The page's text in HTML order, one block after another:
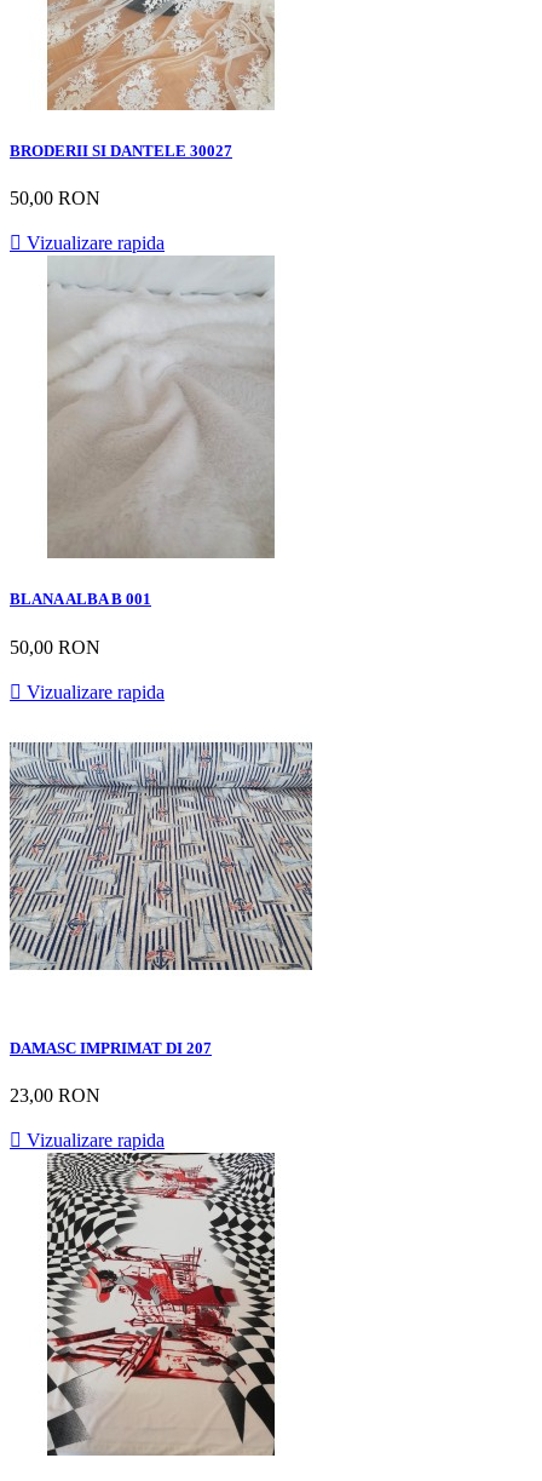
BRODERII SI DANTELE 30027
50,00 RON
 Vizualizare rapida
BLANA ALBA B 001
50,00 RON
 Vizualizare rapida
DAMASC IMPRIMAT DI 207
23,00 RON
 Vizualizare rapida